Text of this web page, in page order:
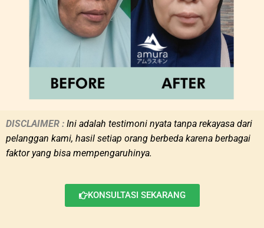
DISCLAIMER : Ini adalah testimoni nyata tanpa rekayasa dari
pelanggan kami, hasil setiap orang berbeda karena berbagai
faktor yang bisa mempengaruhinya.
KONSULTASI SEKARANG